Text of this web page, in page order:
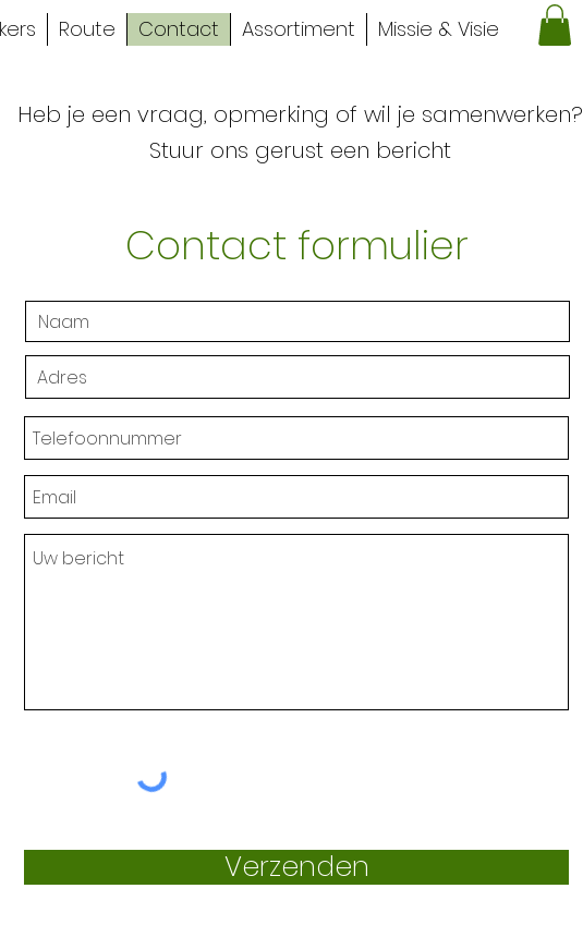
Route Contact Assortiment Missie & Visie
Heb je een vraag, opmerking of wil je samenwerken?
Stuur ons gerust een bericht
Contact formulier
Verzenden